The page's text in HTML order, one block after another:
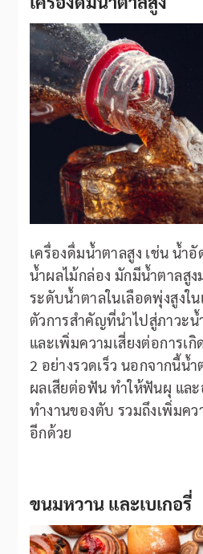
เครื่องดื่มน้ำตาลสูง เช่น น้ำ
น้ำผลไม้กล่อง มักมีน้ำตาลสูง
ระดับน้ำตาลในเลือดพุ่งสูงใ
ตัวการสำคัญที่นำไปสู่ภาวะน้
และเพิ่มความเสี่ยงต่อการเ
2 อย่างรวดเร็ว นอกจากนี้น้
ผลเสียต่อฟัน ทำให้ฟันผุ แล
ทำงานของตับ รวมถึงเพิ่มคว
อีกด้วย
ขนมหวาน และเบเกอรี่